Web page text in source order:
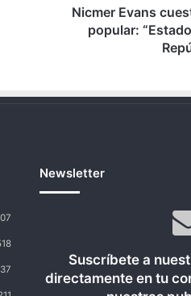
Nicmer Evans
popular:
Newsletter
Suscríbete a
directamente en tu